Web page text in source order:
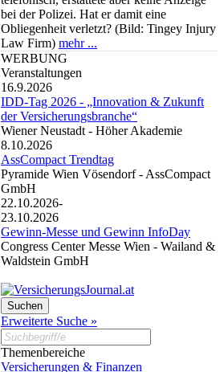
bei der Polizei. Hat er damit eine
Obliegenheit verletzt? (Bild: Tingey Injury
Law Firm) mehr ...
WERBUNG
Veranstaltungen
16.9.2026
IDD-Tag 2026 - „Innovation & Zukunft
der Versicherungsbranche“
Wiener Neustadt - Höher Akademie
8.10.2026
AssCompact Trendtag
Pyramide Wien Vösendorf - AssCompact
GmbH
22.10.2026-
23.10.2026
Gewinn-Messe und Gewinn InfoDay
Congress Center Messe Wien - Wailand &
Waldstein GmbH
Erweiterte Suche »
Themenbereiche
Versicherungen & Finanzen